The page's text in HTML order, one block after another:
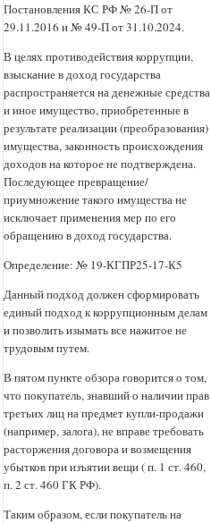
Постановления КС РФ № 26-П от
29.11.2016 и № 49-П от 31.10.2024.
В целях противодействия коррупции,
взыскание в доход государства
распространяется на денежные средства
и иное имущество, приобретенные в
результате реализации (преобразования)
имущества, законность происхождения
доходов на которое не подтверждена.
Последующее превращение/
приумножение такого имущества не
исключает применения мер по его
обращению в доход государства.
Определение: № 19-КГПР25-17-К5
Данный подход должен сформировать
единый подход к коррупционным делам
и позволить изымать все нажитое не
трудовым путем.
В пятом пункте обзора говорится о том,
что покупатель, знавший о наличии прав
третьих лиц на предмет купли-продажи
(например, залога), не вправе требовать
расторжения договора и возмещения
убытков при изъятии вещи ( п. 1 ст. 460,
п. 2 ст. 460 ГК РФ).
Таким образом, если покупатель на